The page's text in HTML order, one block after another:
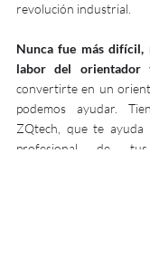
revolución industrial.
Nunca fue más
labor del orientador
convertirte en un
podemos ayudar.
ZQtech, que te
profesional de